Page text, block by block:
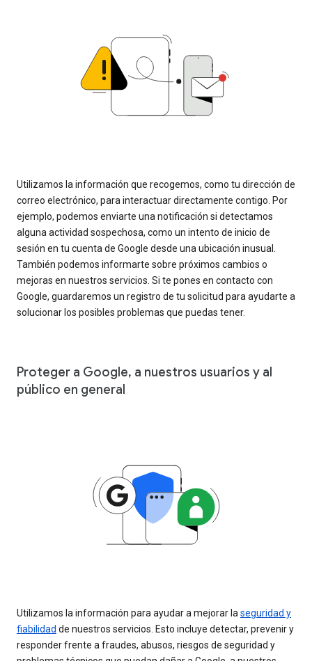
Utilizamos la información que recogemos, como tu dirección de
correo electrónico, para interactuar directamente contigo. Por
ejemplo, podemos enviarte una notificación si detectamos
alguna actividad sospechosa, como un intento de inicio de
sesión en tu cuenta de Google desde una ubicación inusual.
También podemos informarte sobre próximos cambios o
mejoras en nuestros servicios. Si te pones en contacto con
Google, guardaremos un registro de tu solicitud para ayudarte a
solucionar los posibles problemas que puedas tener.
Proteger a Google, a nuestros usuarios y al
público en general
Utilizamos la información para ayudar a mejorar la seguridad y
fiabilidad de nuestros servicios. Esto incluye detectar, prevenir y
responder frente a fraudes, abusos, riesgos de seguridad y